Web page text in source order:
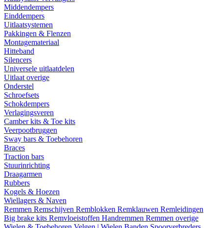
Middendempers
Einddempers
Uitlaatsystemen
Pakkingen & Flenzen
Montagemateriaal
Hitteband
Silencers
Universele uitlaatdelen
Uitlaat overige
Onderstel
Schroefsets
Schokdempers
Verlagingsveren
Camber kits & Toe kits
Veerpootbruggen
Sway bars & Toebehoren
Braces
Traction bars
Stuurinrichting
Draagarmen
Rubbers
Kogels & Hoezen
Wiellagers & Naven
Remmen Remschijven Remblokken Remklauwen Remleidingen
Big brake kits Remvloeistoffen Handremmen Remmen overige